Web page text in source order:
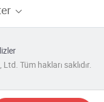
Tüm hakları saklıdır.